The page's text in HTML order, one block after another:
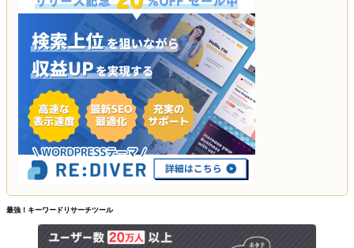
最強！キーワードリサーチツール